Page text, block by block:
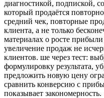
диагностикой, подпиской,
который продаётся
средний чек, повторные
клиента, а не только
материалах о росте
увеличение продаж не
клиентов. ше через тест:
формулировку результата,
предложить новую цену
сравнить конверсию с
показывает закономерность.